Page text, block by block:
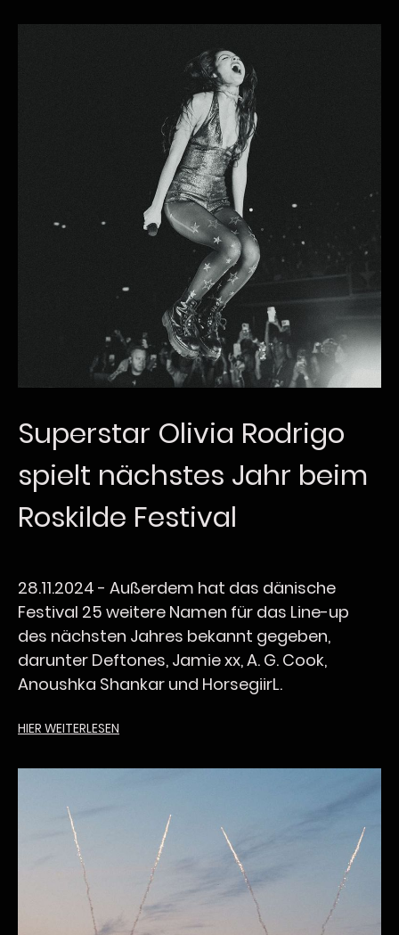
Superstar Olivia Rodrigo
spielt nächstes Jahr beim
Roskilde Festival
28.11.2024 - Außerdem hat das dänische
Festival 25 weitere Namen für das Line-up
des nächsten Jahres bekannt gegeben,
darunter Deftones, Jamie xx, A. G. Cook,
Anoushka Shankar und HorsegiirL.
HIER WEITERLESEN